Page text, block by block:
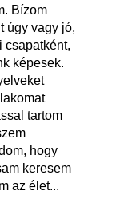
Bízom
úgy vagy jó,
csapatként,
képesek.
tartom
hogy
keresem
az élet...